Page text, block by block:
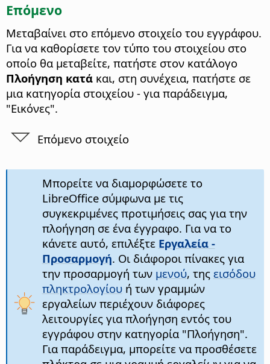
Επόμενο
Μεταβαίνει στο επόμενο στοιχείο του εγγράφου.
Για να καθορίσετε τον τύπο του στοιχείου στο
οποίο θα μεταβείτε, πατήστε στον κατάλογο
Πλοήγηση κατά και, στη συνέχεια, πατήστε σε
μια κατηγορία στοιχείου - για παράδειγμα,
"Εικόνες".
Επόμενο στοιχείο
Μπορείτε να διαμορφώσετε το
LibreOffice σύμφωνα με τις
συγκεκριμένες προτιμήσεις σας για την
πλοήγηση σε ένα έγγραφο. Για να το
κάνετε αυτό, επιλέξτε Εργαλεία -
Προσαρμογή. Οι διάφοροι πίνακες για
την προσαρμογή των μενού, της εισόδου
πληκτρολογίουή των γραμμών
εργαλείων περιέχουν διάφορες
λειτουργίες για πλοήγηση εντός του
εγγράφου στην κατηγορία "Πλοήγηση".
Για παράδειγμα, μπορείτε να προσθέσετε